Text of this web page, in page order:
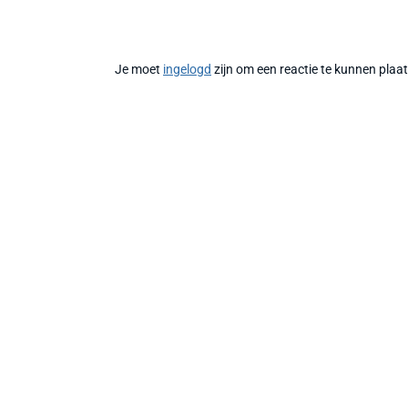
Je moet ingelogd zijn om een reactie te kunnen